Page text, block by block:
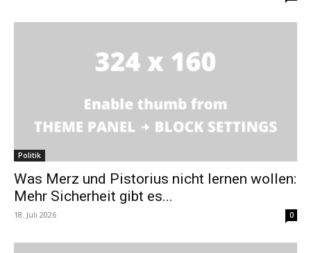
Politik
Was Merz und Pistorius nicht lernen wollen:
Mehr Sicherheit gibt es...
18. Juli 2026 0